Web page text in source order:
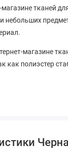
тканей
небольших
магазине
как полиэстер
30-40
для